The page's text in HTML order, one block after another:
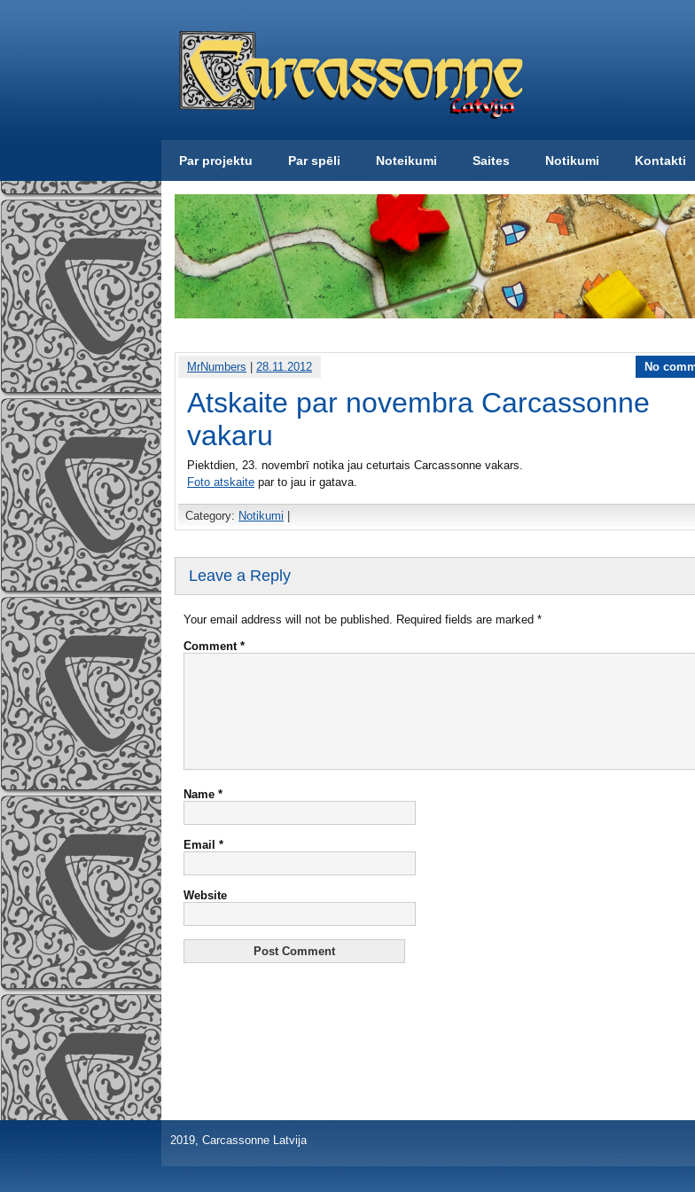
Par projektu Par spēli Noteikumi Saites Notikumi Kontakti
MrNumbers 28.11.2012 No
Atskaite par novembra Carcassonne
vakaru
Piektdien, 23. novembrī notika jau ceturtais Carcassonne vakars.
Foto atskaite par to jau ir gatava.
Category: Notikumi
Leave a Reply
Your email address will not be published. Required fields are marked *
Comment *
Name *
Email *
Website
2019, Carcassonne Latvija